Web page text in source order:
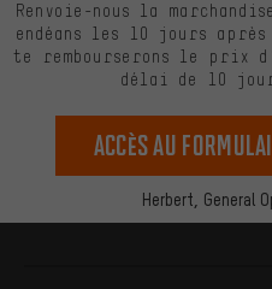
Herbert, General
Renvoie-nous la
endéans les 10 jours
te rembourserons le prix
délai de 10
Accès au